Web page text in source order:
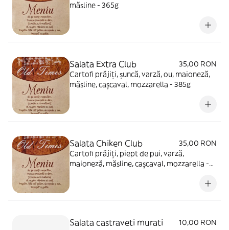
măsline - 365g
Salata Extra Club
35,00 RON
Cartofi prăjiți, șuncă, varză, ou, maioneză,
măsline, cașcaval, mozzarella - 385g
Salata Chiken Club
35,00 RON
Cartofi prăjiți, piept de pui, varză,
maioneză, măsline, cașcaval, mozzarella -
Salata castraveti murati
10,00 RON